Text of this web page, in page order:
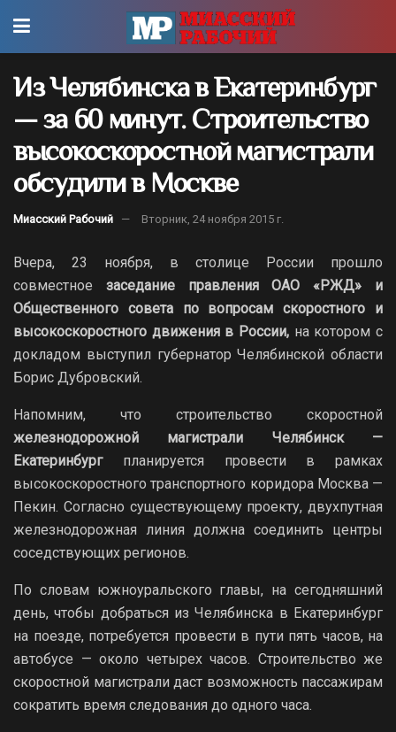
Из Челябинска в Екатеринбург
— за 60 минут. Строительство
высокоскоростной магистрали
обсудили в Москве
Миасский Рабочий Вторник, 24 ноября 2015 г.
Вчера, 23 ноября, в столице России прошло
совместное заседание правления ОАО «РЖД» и
Общественного совета по вопросам скоростного и
высокоскоростного движения в России, на котором с
докладом выступил губернатор Челябинской области
Борис Дубровский.
Напомним, что строительство скоростной
железнодорожной магистрали Челябинск —
Екатеринбургпланируется провести в рамках
высокоскоростного транспортного коридора Москва —
Пекин. Согласно существующему проекту, двухпутная
железнодорожная линия должна соединить центры
соседствующих регионов.
По словам южноуральского главы, на сегодняшний
день, чтобы добраться из Челябинска в Екатеринбург
на поезде, потребуется провести в пути пять часов, на
автобусе — около четырех часов. Строительство же
скоростной магистрали даст возможность пассажирам
сократить время следования до одного часа.